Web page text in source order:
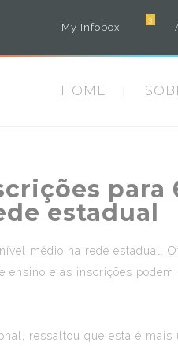
3
My Infobox
HOME
para
estadual
médio na rede estadual.
e as inscrições
ressaltou que esta é